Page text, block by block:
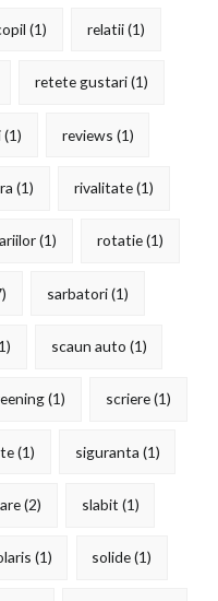
(1) relatii(1)
retete gustari(1)
(1) reviews (1)
(1) rivalitate(1)
(1) rotatie(1)
sarbatori(1)
scaun auto (1)
(1) scriere(1)
(1) siguranta (1)
(2) slabit (1)
(1) solide(1)